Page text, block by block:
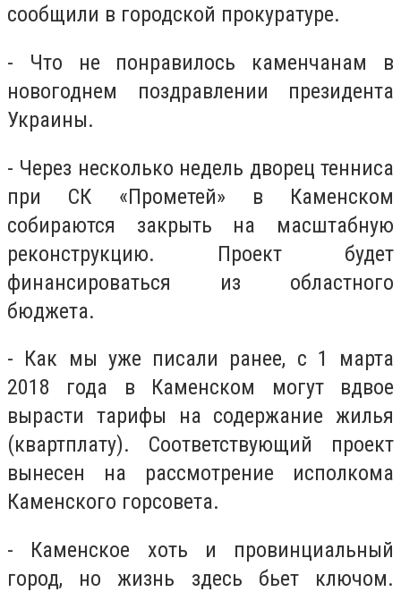
сообщили в городской прокуратуре.
- Что не понравилось каменчанам в
новогоднем поздравлении президента
Украины.
- Через несколько недель дворец тенниса
при СК «Прометей» в Каменском
собираются закрыть на масштабную
реконструкцию. Проект будет
финансироваться из областного
бюджета.
- Как мы уже писали ранее, с 1 марта
2018 года в Каменском могут вдвое
вырасти тарифы на содержание жилья
(квартплату). Соответствующий проект
вынесен на рассмотрение исполкома
Каменского горсовета.
- Каменское хоть и провинциальный
город, но жизнь здесь бьет ключом.